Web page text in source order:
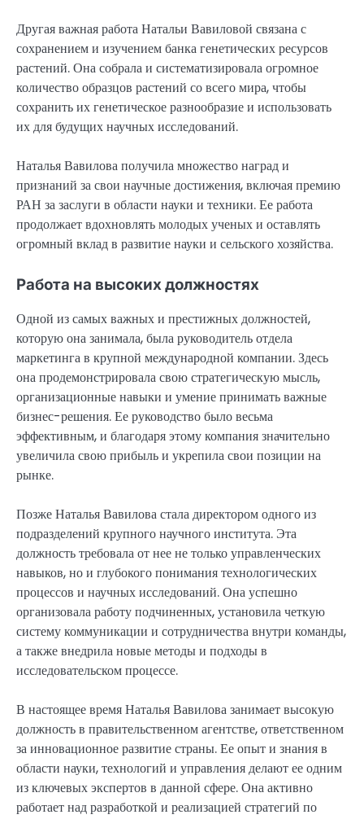
Другая важная работа Натальи Вавиловой связана с
сохранением и изучением банка генетических ресурсов
растений. Она собрала и систематизировала огромное
количество образцов растений со всего мира, чтобы
сохранить их генетическое разнообразие и использовать
их для будущих научных исследований.
Наталья Вавилова получила множество наград и
признаний за свои научные достижения, включая премию
РАН за заслуги в области науки и техники. Ее работа
продолжает вдохновлять молодых ученых и оставлять
огромный вклад в развитие науки и сельского хозяйства.
Работа на высоких должностях
Одной из самых важных и престижных должностей,
которую она занимала, была руководитель отдела
маркетинга в крупной международной компании. Здесь
она продемонстрировала свою стратегическую мысль,
организационные навыки и умение принимать важные
бизнес-решения. Ее руководство было весьма
эффективным, и благодаря этому компания значительно
увеличила свою прибыль и укрепила свои позиции на
рынке.
Позже Наталья Вавилова стала директором одного из
подразделений крупного научного института. Эта
должность требовала от нее не только управленческих
навыков, но и глубокого понимания технологических
процессов и научных исследований. Она успешно
организовала работу подчиненных, установила четкую
систему коммуникации и сотрудничества внутри команды,
а также внедрила новые методы и подходы в
исследовательском процессе.
В настоящее время Наталья Вавилова занимает высокую
должность в правительственном агентстве, ответственном
за инновационное развитие страны. Ее опыт и знания в
области науки, технологий и управления делают ее одним
из ключевых экспертов в данной сфере. Она активно
работает над разработкой и реализацией стратегий по